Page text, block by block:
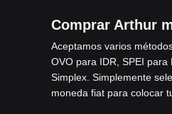
Comprar Arthur
Aceptamos varios
OVO para IDR, SPEI
Simplex. Simplemente
moneda fiat para colocar